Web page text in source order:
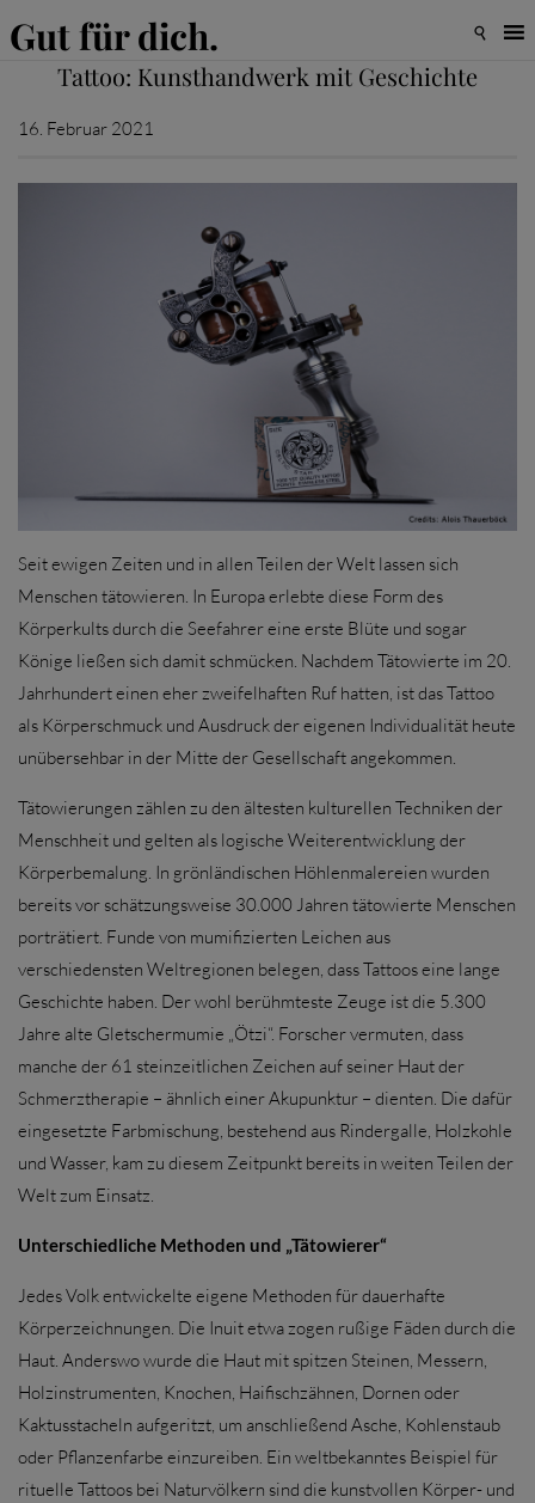
Gut für dich. 
Tattoo: Kunsthandwerk mit Geschichte
16. Februar 2021
Seit ewigen Zeiten und in allen Teilen der Welt lassen sich
Menschen tätowieren. In Europa erlebte diese Form des
Körperkults durch die Seefahrer eine erste Blüte und sogar
Könige ließen sich damit schmücken. Nachdem Tätowierte im 20.
Jahrhundert einen eher zweifelhaften Ruf hatten, ist das Tattoo
als Körperschmuck und Ausdruck der eigenen Individualität heute
unübersehbar in der Mitte der Gesellschaft angekommen.
Tätowierungen zählen zu den ältesten kulturellen Techniken der
Menschheit und gelten als logische Weiterentwicklung der
Körperbemalung. In grönländischen Höhlenmalereien wurden
bereits vor schätzungsweise 30.000 Jahren tätowierte Menschen
porträtiert. Funde von mumifizierten Leichen aus
verschiedensten Weltregionen belegen, dass Tattoos eine lange
Geschichte haben. Der wohl berühmteste Zeuge ist die 5.300
Jahre alte Gletschermumie „Ötzi“. Forscher vermuten, dass
manche der 61 steinzeitlichen Zeichen auf seiner Haut der
Schmerztherapie – ähnlich einer Akupunktur – dienten. Die dafür
eingesetzte Farbmischung, bestehend aus Rindergalle, Holzkohle
und Wasser, kam zu diesem Zeitpunkt bereits in weiten Teilen der
Welt zum Einsatz.
Unterschiedliche Methoden und „Tätowierer“
Jedes Volk entwickelte eigene Methoden für dauerhafte
Körperzeichnungen. Die Inuit etwa zogen rußige Fäden durch die
Haut. Anderswo wurde die Haut mit spitzen Steinen, Messern,
Holzinstrumenten, Knochen, Haifischzähnen, Dornen oder
Kaktusstacheln aufgeritzt, um anschließend Asche, Kohlenstaub
oder Pflanzenfarbe einzureiben. Ein weltbekanntes Beispiel für
rituelle Tattoos bei Naturvölkern sind die kunstvollen Körper- und